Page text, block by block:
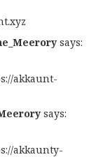
says:
akkaunt-
says:
akkaunty-